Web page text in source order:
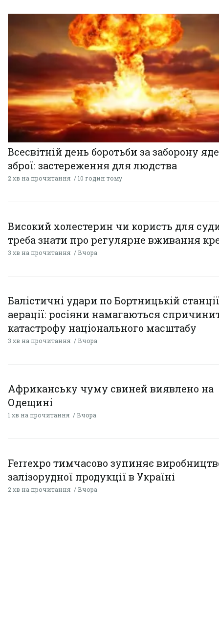
Всесвітній день боротьби за заборону
зброї: застереження для людства
2 хв на прочитання 10 годин тому
Високий холестерин чи користь для
треба знати про регулярне вживання
3 хв на прочитання Вчора
Балістичні удари по Бортницькій станції
аерації: росіяни намагаються
катастрофу національного масштабу
3 хв на прочитання Вчора
Африканську чуму свиней виявлено на
Одещині
1 хв на прочитання Вчора
Ferrexpo тимчасово зупиняє
залізорудної продукції в Україні
2 хв на прочитання Вчора